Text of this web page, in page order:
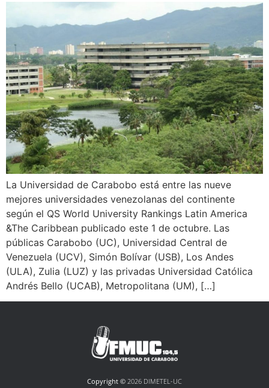
La Universidad de Carabobo está entre las nueve
mejores universidades venezolanas del continente
según el QS World University Rankings Latin America
&The Caribbean publicado este 1 de octubre. Las
públicas Carabobo (UC), Universidad Central de
Venezuela (UCV), Simón Bolívar (USB), Los Andes
(ULA), Zulia (LUZ) y las privadas Universidad Católica
Andrés Bello (UCAB), Metropolitana (UM), […]
Copyright © 2026 DIMETEL-UC